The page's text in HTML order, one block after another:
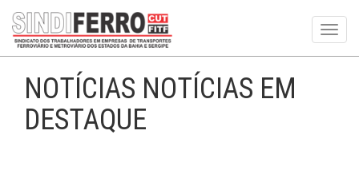
NOTÍCIAS NOTÍCIAS EM
DESTAQUE